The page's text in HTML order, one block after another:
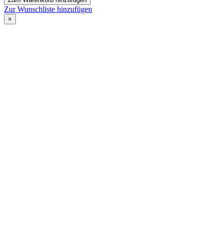
Zur Wunschliste hinzufügen
×